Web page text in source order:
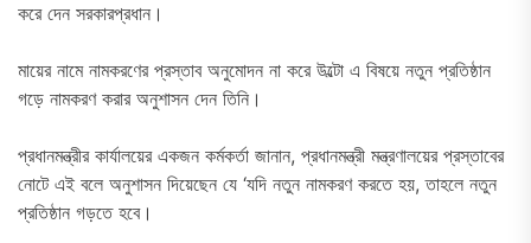
করে দেন সরকারপ্রধান।
মায়ের নামে নামকরণের প্রস্তাব অনুমোদন না করে উল্টো এ বিষয়ে নতুন প্রতিষ্ঠান
গড়ে নামকরণ করার অনুশাসন দেন তিনি।
প্রধানমন্ত্রীর কার্যালয়ের একজন কর্মকর্তা জানান, প্রধানমন্ত্রী মন্ত্রণালয়ের প্রস্তাবের
নোটে এই বলে অনুশাসন দিয়েছেন যে ‘যদি নতুন নামকরণ করতে হয়, তাহলে নতুন
প্রতিষ্ঠান গড়তে হবে।